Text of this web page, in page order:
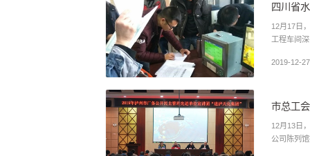
四川省
2019-12-27
12月17日，四
工程车间
市总工
12月13日